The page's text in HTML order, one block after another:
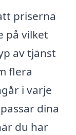
priserna
på vilket
av tjänst
flera
i varje
dina
du har